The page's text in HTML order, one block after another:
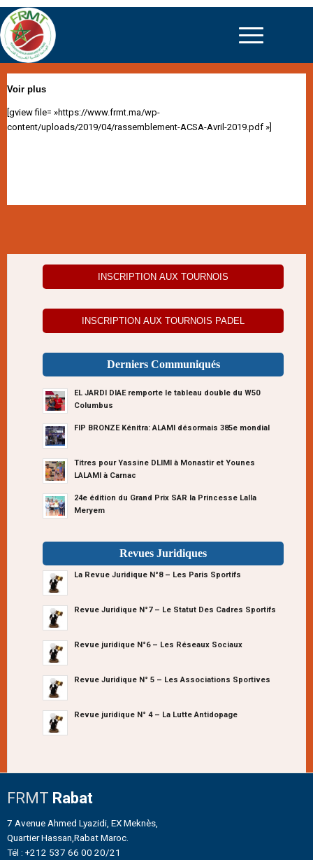
Voir plus
[gview file= »https://www.frmt.ma/wp-
content/uploads/2019/04/rassemblement-ACSA-Avril-2019.pdf »]
INSCRIPTION AUX TOURNOIS
INSCRIPTION AUX TOURNOIS PADEL
Derniers Communiqués
EL JARDI DIAE remporte le tableau double du W50
Columbus
FIP BRONZE Kénitra: ALAMI désormais 385e mondial
Titres pour Yassine DLIMI à Monastir et Younes
LALAMI à Carnac
24e édition du Grand Prix SAR la Princesse Lalla
Meryem
Revues Juridiques
La Revue Juridique N°8 – Les Paris Sportifs
Revue Juridique N°7 – Le Statut Des Cadres Sportifs
Revue juridique N°6 – Les Réseaux Sociaux
Revue Juridique N° 5 – Les Associations Sportives
Revue juridique N° 4 – La Lutte Antidopage
FRMT Rabat
7 Avenue Ahmed Lyazidi, EX Meknès,
Quartier Hassan,Rabat Maroc.
Tél : +212 537 66 00 20/21